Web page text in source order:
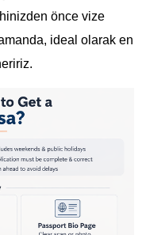
önce vize
ideal olarak en